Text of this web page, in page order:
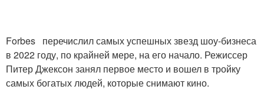
Forbes перечислил самых успешных звезд шоу-бизнеса
в 2022 году, по крайней мере, на его начало. Режиссер
Питер Джексон занял первое место и вошел в тройку
самых богатых людей, которые снимают кино.